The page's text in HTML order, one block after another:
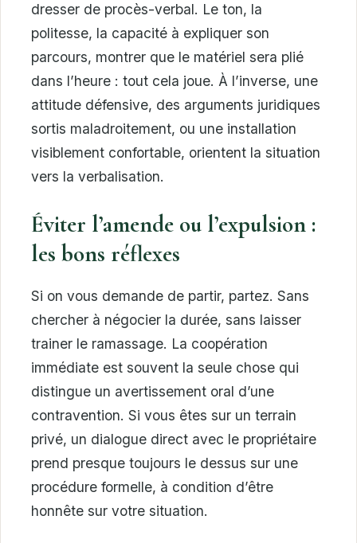
dresser de procès-verbal. Le ton, la
politesse, la capacité à expliquer son
parcours, montrer que le matériel sera plié
dans l’heure : tout cela joue. À l’inverse, une
attitude défensive, des arguments juridiques
sortis maladroitement, ou une installation
visiblement confortable, orientent la situation
vers la verbalisation.
Éviter l’amende ou l’expulsion :
les bons réflexes
Si on vous demande de partir, partez. Sans
chercher à négocier la durée, sans laisser
trainer le ramassage. La coopération
immédiate est souvent la seule chose qui
distingue un avertissement oral d’une
contravention. Si vous êtes sur un terrain
privé, un dialogue direct avec le propriétaire
prend presque toujours le dessus sur une
procédure formelle, à condition d’être
honnête sur votre situation.